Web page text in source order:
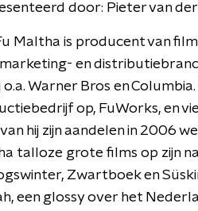
door: Pieter van
Maltha is producent van
en
o.a. Warner Bros en
op, FuWorks, en
hij zijn aandelen in 2006
talloze grote films op zijn
Zwartboek en
een glossy over het